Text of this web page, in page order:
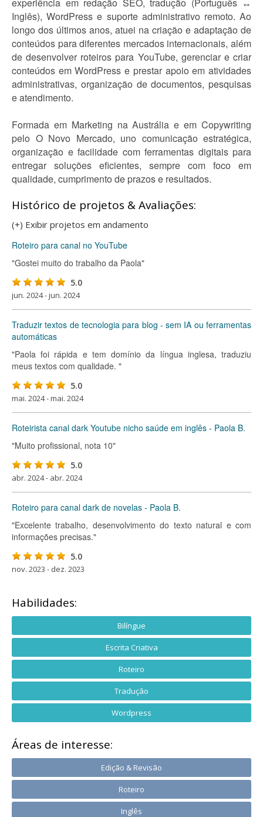
Inglês), WordPress e suporte administrativo remoto. Ao
longo dos últimos anos, atuei na criação e adaptação de
conteúdos para diferentes mercados internacionais, além
de desenvolver roteiros para YouTube, gerenciar e criar
conteúdos em WordPress e prestar apoio em atividades
administrativas, organização de documentos, pesquisas
e atendimento.
Formada em Marketing na Austrália e em Copywriting
pelo O Novo Mercado, uno comunicação estratégica,
organização e facilidade com ferramentas digitais para
entregar soluções eficientes, sempre com foco em
qualidade, cumprimento de prazos e resultados.
Histórico de projetos & Avaliações:
(+) Exibir projetos em andamento
Roteiro para canal no YouTube
"Gostei muito do trabalho da Paola"
5.0
jun. 2024 - jun. 2024
Traduzir textos de tecnologia para blog - sem IA ou ferramentas
automáticas
"Paola foi rápida e tem domínio da língua inglesa, traduziu
meus textos com qualidade. "
5.0
mai. 2024 - mai. 2024
Roteirista canal dark Youtube nicho saúde em inglês - Paola B.
"Muito profissional, nota 10"
5.0
abr. 2024 - abr. 2024
Roteiro para canal dark de novelas - Paola B.
"Excelente trabalho, desenvolvimento do texto natural e com
informações precisas."
5.0
nov. 2023 - dez. 2023
Habilidades:
Bilíngue
Escrita Criativa
Roteiro
Tradução
Wordpress
Áreas de interesse:
Edição & Revisão
Roteiro
Inglês